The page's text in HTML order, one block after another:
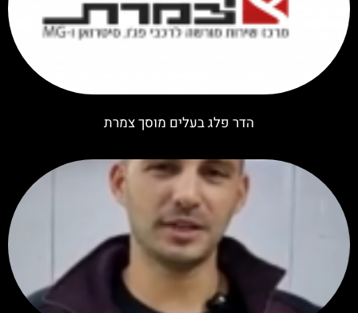
הדר פלג בעלים מוסך צמרת